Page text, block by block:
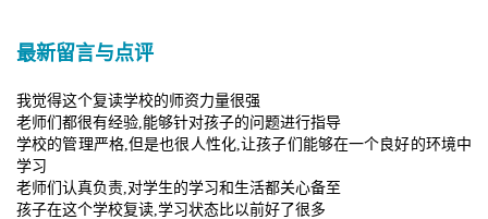
最新留言与点评
我觉得这个复读学校的师资力量很强
老师们都很有经验,能够针对孩子的问题进行指导
学校的管理严格,但是也很人性化,让孩子们能够在一个良好的环境中
学习
老师们认真负责,对学生的学习和生活都关心备至
孩子在这个学校复读,学习状态比以前好了很多